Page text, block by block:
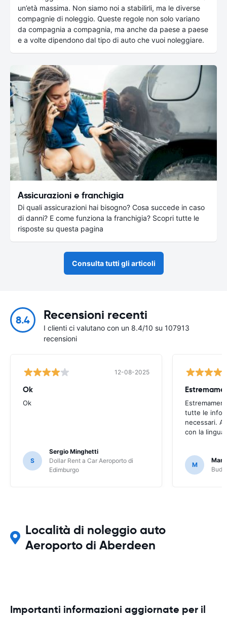
un’età massima. Non siamo noi a stabilirli, ma le diverse
compagnie di noleggio. Queste regole non solo variano
da compagnia a compagnia, ma anche da paese a paese
e a volte dipendono dal tipo di auto che vuoi noleggiare.
Assicurazioni e franchigia
Di quali assicurazioni hai bisogno? Cosa succede in caso
di danni? E come funziona la franchigia? Scopri tutte le
risposte su questa pagina
Consulta tutti gli articoli
8.4 Recensioni recenti
I clienti ci valutano con un 8.4/10 su 107913
recensioni
12-08-2025
Ok
Ok
S
Sergio Minghetti
Dollar Rent a Car Aeroporto di
Edimburgo
tutte le
necessari.
con la
M
Località di noleggio auto
Aeroporto di Aberdeen
Importanti informazioni aggiornate per il